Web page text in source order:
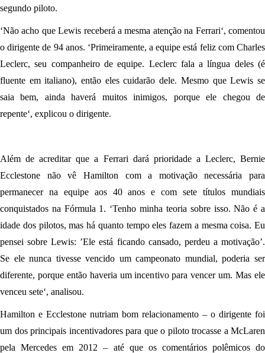
segundo piloto.
‘Não acho que Lewis receberá a mesma atenção na Ferrari‘, comentou
o dirigente de 94 anos. ‘Primeiramente, a equipe está feliz com Charles
Leclerc, seu companheiro de equipe. Leclerc fala a língua deles (é
fluente em italiano), então eles cuidarão dele. Mesmo que Lewis se
saia bem, ainda haverá muitos inimigos, porque ele chegou de
repente‘, explicou o dirigente.
Além de acreditar que a Ferrari dará prioridade a Leclerc, Bernie
Ecclestone não vê Hamilton com a motivação necessária para
permanecer na equipe aos 40 anos e com sete títulos mundiais
conquistados na Fórmula 1. ‘Tenho minha teoria sobre isso. Não é a
idade dos pilotos, mas há quanto tempo eles fazem a mesma coisa. Eu
pensei sobre Lewis: ’Ele está ficando cansado, perdeu a motivação’.
Se ele nunca tivesse vencido um campeonato mundial, poderia ser
diferente, porque então haveria um incentivo para vencer um. Mas ele
venceu sete‘, analisou.
Hamilton e Ecclestone nutriam bom relacionamento – o dirigente foi
um dos principais incentivadores para que o piloto trocasse a McLaren
pela Mercedes em 2012 – até que os comentários polêmicos do